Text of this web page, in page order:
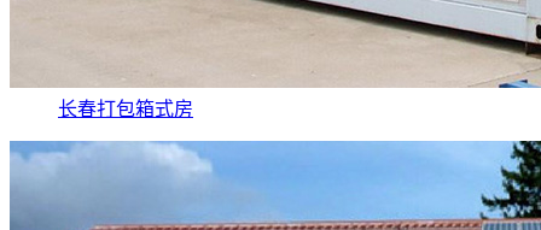
长春打包箱式房